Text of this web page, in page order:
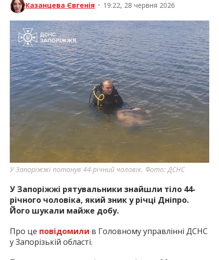
Казанцева Євгенія • 19:22, 28 червня 2026
У Запоріжжі потонув 44-річний чоловік. Фото: ДСНС
У Запоріжжі рятувальники знайшли тіло 44-
річного чоловіка, який зник у річці Дніпро.
Його шукали майже добу.
Про це повідомили в Головному управлінні ДСНС
у Запорізькій області.